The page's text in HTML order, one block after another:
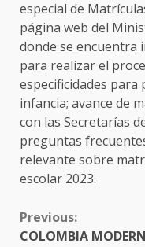
especial de
página web del
donde se encuentra
para realizar el
especificidades
infancia; avance de
con las Secretarías
preguntas
relevante sobre
escolar 2023.
CONTINUE
READING
Previous:
COLOMBIA